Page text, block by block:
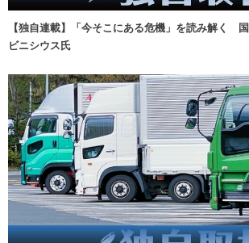
【独自連載】「今そこにある危機」を読み解く
ビニシウス氏